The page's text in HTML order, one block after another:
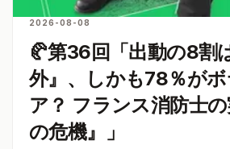
2026-08-08
🥐第36回「出動の8割
外』、しかも78％が
ア？ フランス消防士
の危機』」